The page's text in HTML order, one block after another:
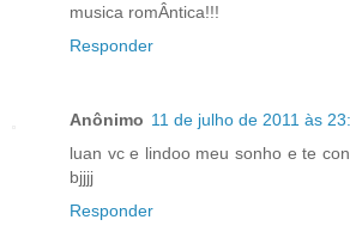
musica romÂntica!!!
Responder
Anônimo 11 de julho de 2011 às
luan vc e lindoo meu sonho e te
bjjjj
Responder